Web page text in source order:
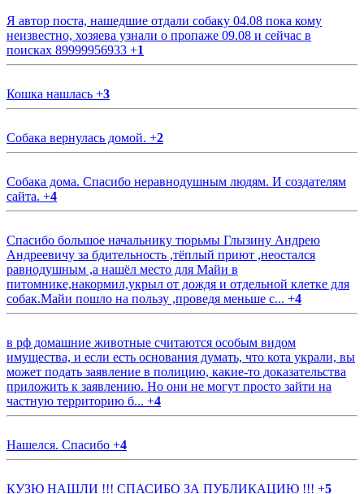
Я автор поста, нашедшие отдали собаку 04.08 пока кому
неизвестно, хозяева узнали о пропаже 09.08 и сейчас в
поисках 89999956933 +1
Кошка нашлась +3
Собака вернулась домой. +2
Собака дома. Спасибо неравнодушным людям. И создателям
сайта. +4
Спасибо большое начальнику тюрьмы Глызину Андрею
Андреевичу за бдительность ,тёплый приют ,неостался
равнодушным ,а нашёл место для Майи в
питомнике,накормил,укрыл от дождя и отдельной клетке для
собак.Майи пошло на пользу ,проведя меньше с... +4
в рф домашние животные считаются особым видом
имущества, и если есть основания думать, что кота украли, вы
может подать заявление в полицию, какие-то доказательства
приложить к заявлению. Но они не могут просто зайти на
частную территорию б... +4
Нашелся. Спасибо +4
КУЗЮ НАШЛИ !!! СПАСИБО ЗА ПУБЛИКАЦИЮ !!! +5